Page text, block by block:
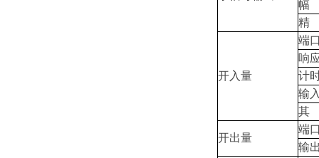
幅
精
开入量
端
响
计
输
开出量
端
输